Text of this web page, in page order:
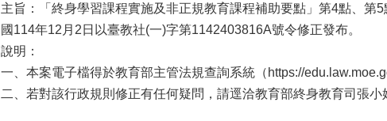
主旨：「終身學習課程實施及非正規教育課程補助要點」第4點、第
國114年12月2日以臺教社(一)字第1142403816A號令修正發布。
說明：
一、本案電子檔得於教育部主管法規查詢系統（https://
二、若對該行政規則修正有任何疑問，請逕洽教育部終身教育司張小